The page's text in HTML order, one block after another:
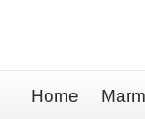
Home